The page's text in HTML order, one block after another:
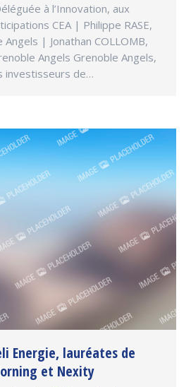
à l’Innovation, aux
CEA | Philippe RASE,
| Jonathan COLLOMB,
Angels Grenoble Angels,
investisseurs de…
Energie, lauréates de
et Nexity